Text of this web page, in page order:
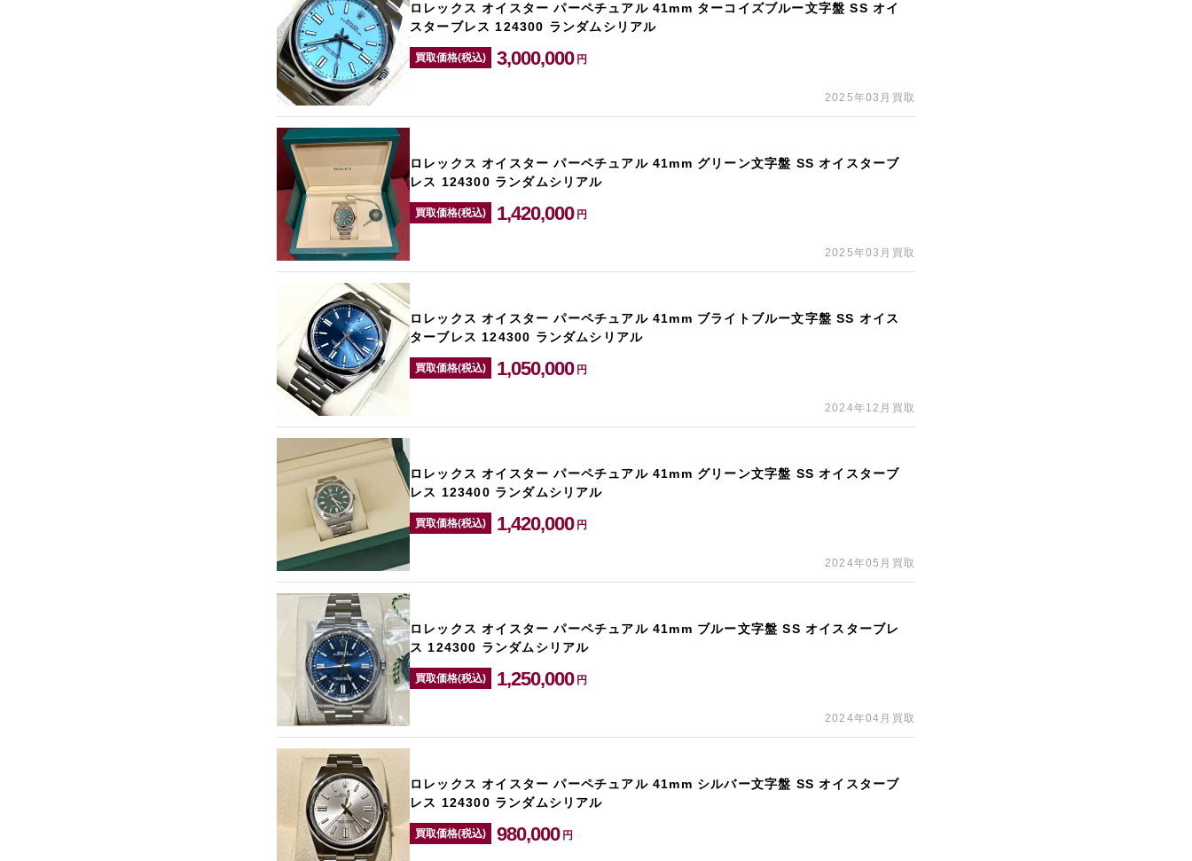
ロレックス オイスター パーペチュアル 41mm ターコイズブルー文字盤 SS オイ
スターブレス 124300 ランダムシリアル
買取価格(税込) 3,000,000 円
2025年03月買取
ロレックス オイスター パーペチュアル 41mm グリーン文字盤 SS オイスターブ
レス 124300 ランダムシリアル
買取価格(税込) 1,420,000 円
2025年03月買取
ロレックス オイスター パーペチュアル 41mm ブライトブルー文字盤 SS オイス
ターブレス 124300 ランダムシリアル
買取価格(税込) 1,050,000 円
2024年12月買取
ロレックス オイスター パーペチュアル 41mm グリーン文字盤 SS オイスターブ
レス 123400 ランダムシリアル
買取価格(税込) 1,420,000 円
2024年05月買取
ロレックス オイスター パーペチュアル 41mm ブルー文字盤 SS オイスターブレ
ス 124300 ランダムシリアル
買取価格(税込) 1,250,000 円
2024年04月買取
ロレックス オイスター パーペチュアル 41mm シルバー文字盤 SS オイスターブ
レス 124300 ランダムシリアル
買取価格(税込) 980,000 円